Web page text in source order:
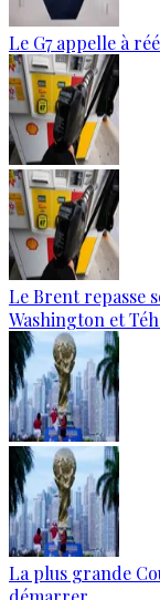
Le G7 appelle à
Le Brent repasse
Washington et
La plus grande